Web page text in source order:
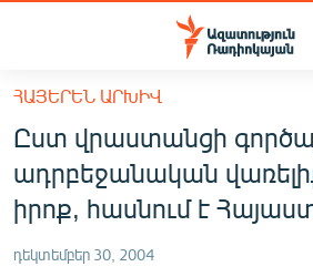
Մատչելիության
հիմնական
բովանդակությանը
հիմնական
մենյուին
ՀԱՅԱՍՏԱՆ
ՔԱՂԱՔԱԿԱՆ
ՀԱՅԵՐԵՆ ԱՐԽԻՎ
Ըստ վրաստանցի
ադրբեջանական
իրոք, հասնում է
դեկտեմբեր 30, 2004